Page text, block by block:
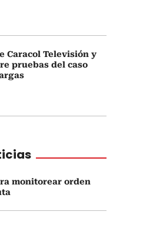
Caracol Televisión y
pruebas del caso
monitorear orden